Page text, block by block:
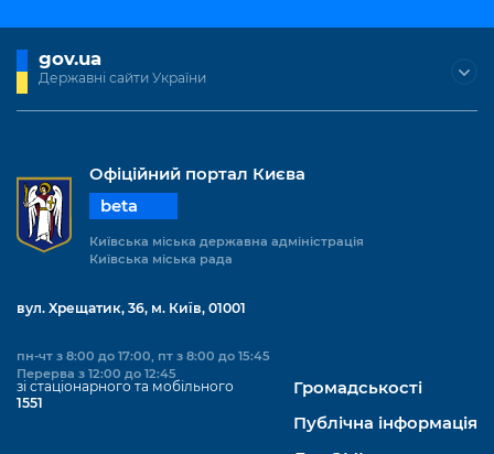
gov.ua
Державні сайти України
Офіційний портал Києва
beta
Київська міська державна адміністрація
Київська міська рада
вул. Хрещатик, 36, м. Київ, 01001
пн-чт з 8:00 до 17:00, пт з 8:00 до 15:45
Перерва з 12:00 до 12:45
зі стаціонарного та мобільного
1551
Громадськості
Публічна інформація